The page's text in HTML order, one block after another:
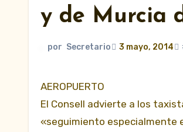
y de Murcia
por Secretario 3 mayo, 2014
AEROPUERTO
El Consell advierte a los
«seguimiento especialmente